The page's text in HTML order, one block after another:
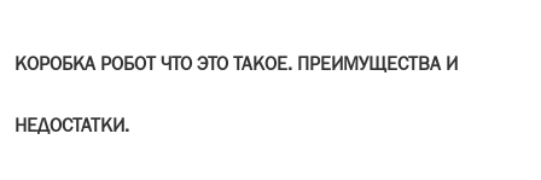
МАСЛО В КОРОБКУ
КОРОБКА РОБОТ ЧТО ЭТО ТАКОЕ. ПРЕИМУЩЕСТВА И
НЕДОСТАТКИ.